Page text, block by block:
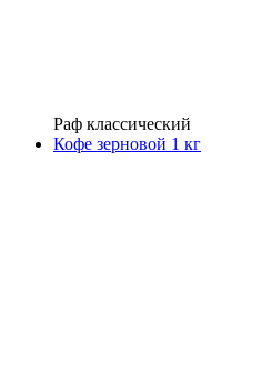
Раф классический
Кофе зерновой 1 кг